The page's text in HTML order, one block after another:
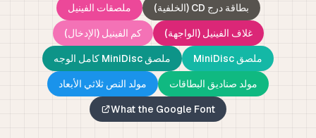
بطاقة درج CD (الخلفية)
ملصقات الفينيل
غلاف الفينيل (الواجهة)
كم الفينيل (الإدخال)
ملصق MiniDisc
ملصق MiniDisc كامل الوجه
مولد صناديق البطاقات
مولد النص ثلاثي الأبعاد
What the Google Font